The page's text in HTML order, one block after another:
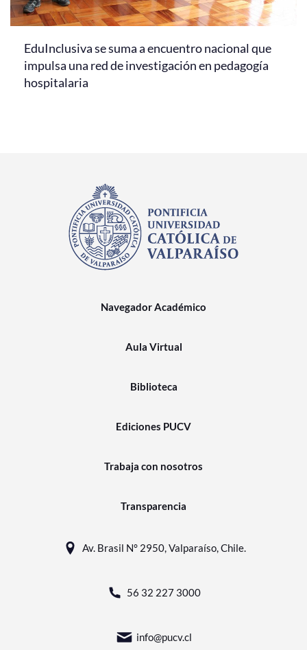
EduInclusiva se suma a encuentro nacional que
impulsa una red de investigación en pedagogía
hospitalaria
Navegador Académico
Aula Virtual
Biblioteca
Ediciones PUCV
Trabaja con nosotros
Transparencia
Av. Brasil N° 2950, Valparaíso, Chile.
56 32 227 3000
info@pucv.cl